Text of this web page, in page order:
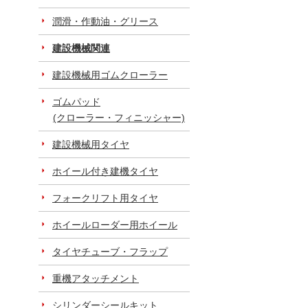
潤滑・作動油・グリース
建設機械関連
建設機械用ゴムクローラー
ゴムパッド
(クローラー・フィニッシャー)
建設機械用タイヤ
ホイール付き建機タイヤ
フォークリフト用タイヤ
ホイールローダー用ホイール
タイヤチューブ・フラップ
重機アタッチメント
シリンダーシールキット